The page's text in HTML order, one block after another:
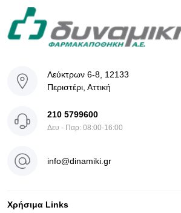
Λεύκτρων 6-8, 12133
Περιστέρι, Αττική
210 5799600
Δευ - Παρ: 08:00-16:00
info@dinamiki.gr
Χρήσιμα Links